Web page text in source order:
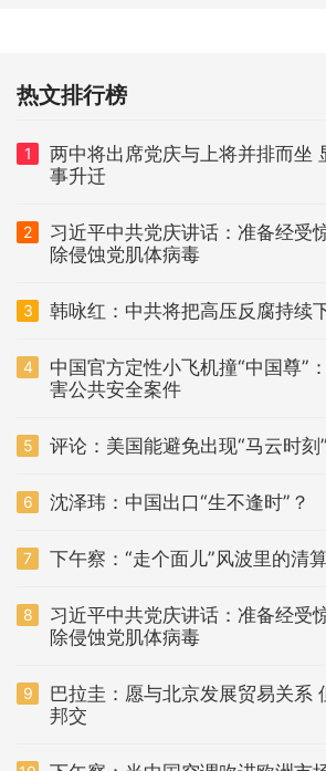
热文排行榜
1
两中将出席党庆与上将并排而坐
事升迁
2
习近平中共党庆讲话：准备经受
除侵蚀党肌体病毒
3 韩咏红：中共将把高压反腐持续
4
中国官方定性小飞机撞“中国尊”
害公共安全案件
5 评论：美国能避免出现“马云时刻
6 沈泽玮：中国出口“生不逢时”？
7 下午察：“走个面儿”风波里的清
8
习近平中共党庆讲话：准备经受
除侵蚀党肌体病毒
9
巴拉圭：愿与北京发展贸易关系
邦交